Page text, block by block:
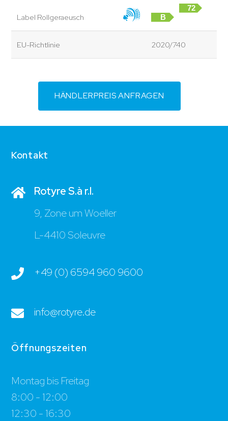
Label Rollgeraeusch B
72
EU-Richtlinie 2020/740
HÄNDLERPREIS ANFRAGEN
Kontakt
Rotyre S.à r.l.
9, Zone um Woeller
L-4410 Soleuvre
+49 (0) 6594 960 9600
info@rotyre.de
Öffnungszeiten
Montag bis Freitag
8:00 - 12:00
12:30 - 16:30